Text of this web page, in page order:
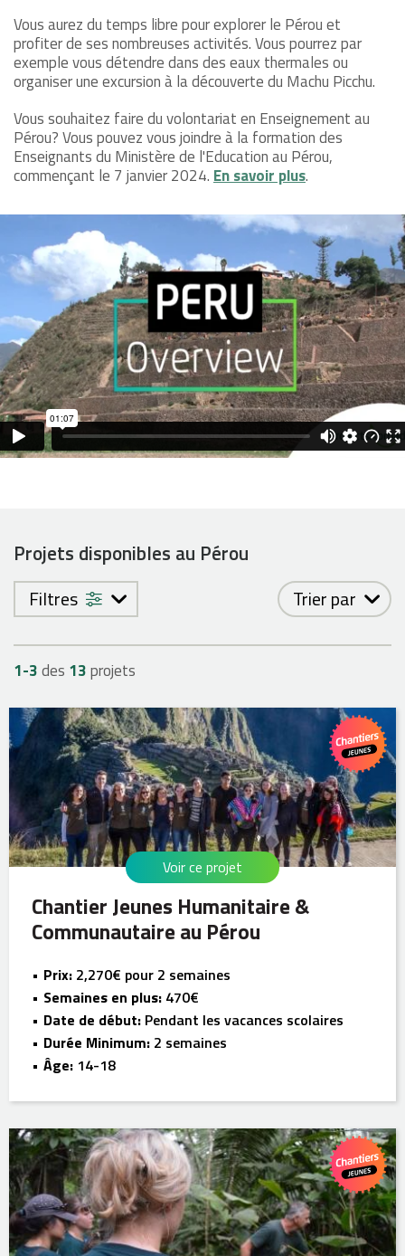
Vous aurez du temps libre pour explorer le Pérou et
profiter de ses nombreuses activités. Vous pourrez par
exemple vous détendre dans des eaux thermales ou
organiser une excursion à la découverte du Machu Picchu.
Vous souhaitez faire du volontariat en Enseignement au
Pérou? Vous pouvez vous joindre à la formation des
Enseignants du Ministère de l'Education au Pérou,
commençant le 7 janvier 2024. En savoir plus.
Projets disponibles au Pérou
Filtres Trier par
1-3des 13projets
Chantier Jeunes Humanitaire &
Communautaire au Pérou
Voir ce projet
Prix: 2,270€ pour 2 semaines
Semaines en plus: 470€
Date de début: Pendant les vacances scolaires
Durée Minimum: 2 semaines
Âge: 14-18